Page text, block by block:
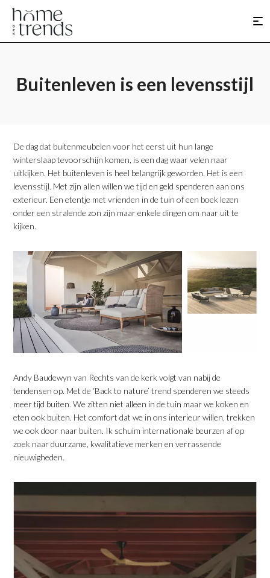
Buitenleven is een levensstijl
De dag dat buitenmeubelen voor het eerst uit hun lange
winterslaap tevoorschijn komen, is een dag waar velen naar
uitkijken. Het buitenleven is heel belangrijk geworden. Het is een
levensstijl. Met zijn allen willen we tijd en geld spenderen aan ons
exterieur. Een etentje met vrienden in de tuin of een boek lezen
onder een stralende zon zijn maar enkele dingen om naar uit te
kijken.
Andy Baudewyn van Rechts van de kerk volgt van nabij de
tendensen op. Met de ‘Back to nature’ trend spenderen we steeds
meer tijd buiten. We zitten niet alleen in de tuin maar we koken en
eten ook buiten. Het comfort dat we in ons interieur willen, trekken
we ook door naar buiten. Ik schuim internationale beurzen af op
zoek naar duurzame, kwalitatieve merken en verrassende
nieuwigheden.